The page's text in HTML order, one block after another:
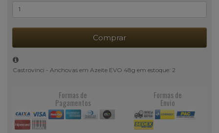
Comprar
Castrovinci - Anchovas em Azeite EVO 48g em estoque: 2
Formas de
Pagamentos
Formas de
Envio